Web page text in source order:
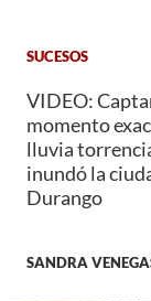
SUCESOS
VIDEO:
momento
lluvia
inundó la
Durango
SANDRA